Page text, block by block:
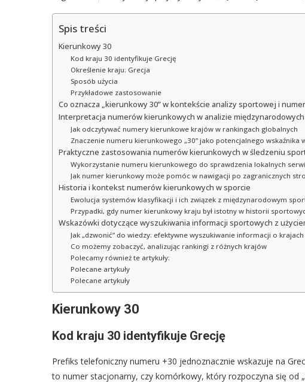
Spis treści
Kierunkowy 30
Kod kraju 30 identyfikuje Grecję
Określenie kraju: Grecja
Sposób użycia
Przykładowe zastosowanie
Co oznacza „kierunkowy 30” w kontekście analizy sportowej i
Interpretacja numerów kierunkowych w analizie
Jak odczytywać numery kierunkowe krajów w rankingach globalnych
Znaczenie numeru kierunkowego „30” jako potencjalnego wskaźnika
Praktyczne zastosowania numerów kierunkowych w śledzeniu
Wykorzystanie numeru kierunkowego do sprawdzenia lokalnych
Jak numer kierunkowy może pomóc w nawigacji po zagranicznych
Historia i kontekst numerów kierunkowych w sporcie
Ewolucja systemów klasyfikacji i ich związek z międzynarodowym
Przypadki, gdy numer kierunkowy kraju był istotny w historii
Wskazówki dotyczące wyszukiwania informacji sportowych z
Jak „dzwonić” do wiedzy: efektywne wyszukiwanie informacji o
Co możemy zobaczyć, analizując rankingi z różnych krajów
Polecamy również te artykuły:
Polecane artykuły
Polecane artykuły
Kierunkowy 30
Kod kraju 30 identyfikuje Grecję
Prefiks telefoniczny numeru +30 jednoznacznie wskazuje na
to numer stacjonarny, czy komórkowy, który rozpoczyna się od